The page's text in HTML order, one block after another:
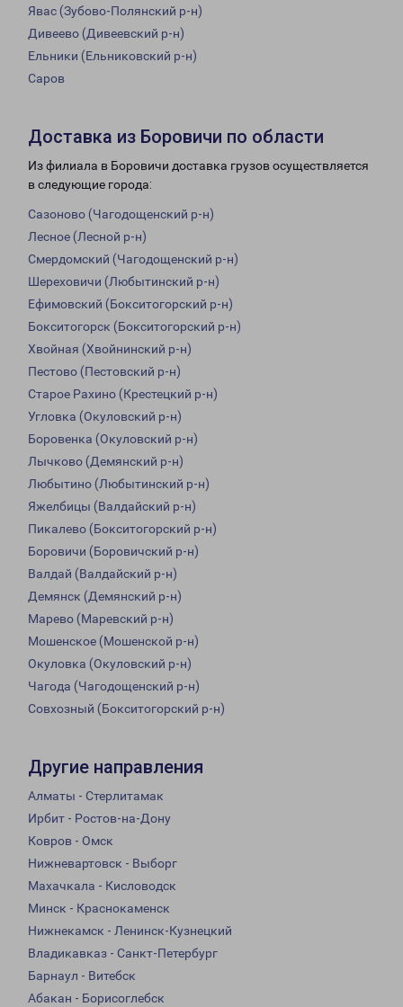
Явас (Зубово-Полянский р-н)
Дивеево (Дивеевский р-н)
Ельники (Ельниковский р-н)
Саров
Доставка из Боровичи по области
Из филиала в Боровичи доставка грузов осуществляется
в следующие города:
Сазоново (Чагодощенский р-н)
Лесное (Лесной р-н)
Смердомский (Чагодощенский р-н)
Шереховичи (Любытинский р-н)
Ефимовский (Бокситогорский р-н)
Бокситогорск (Бокситогорский р-н)
Хвойная (Хвойнинский р-н)
Пестово (Пестовский р-н)
Старое Рахино (Крестецкий р-н)
Угловка (Окуловский р-н)
Боровенка (Окуловский р-н)
Лычково (Демянский р-н)
Любытино (Любытинский р-н)
Яжелбицы (Валдайский р-н)
Пикалево (Бокситогорский р-н)
Боровичи (Боровичский р-н)
Валдай (Валдайский р-н)
Демянск (Демянский р-н)
Марево (Маревский р-н)
Мошенское (Мошенской р-н)
Окуловка (Окуловский р-н)
Чагода (Чагодощенский р-н)
Совхозный (Бокситогорский р-н)
Другие направления
Алматы - Стерлитамак
Ирбит - Ростов-на-Дону
Ковров - Омск
Нижневартовск - Выборг
Махачкала - Кисловодск
Минск - Краснокаменск
Нижнекамск - Ленинск-Кузнецкий
Владикавказ - Санкт-Петербург
Барнаул - Витебск
Абакан - Борисоглебск